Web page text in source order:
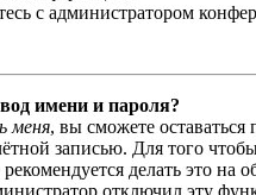
с администратором
имени и пароля?
меня, вы сможете
записью. Для того
делать это на
отключил эту